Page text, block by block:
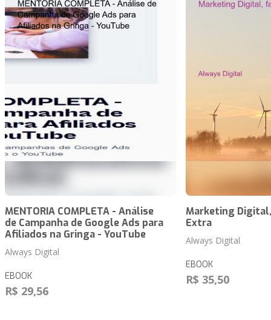
MENTORIA COMPLETA - Análise
de Campanha de Google Ads para
Afiliados na Gringa - YouTube
Always Digital
EBOOK
R$ 29,56
Marketing
Extra
Always Digital
EBOOK
R$ 35,50